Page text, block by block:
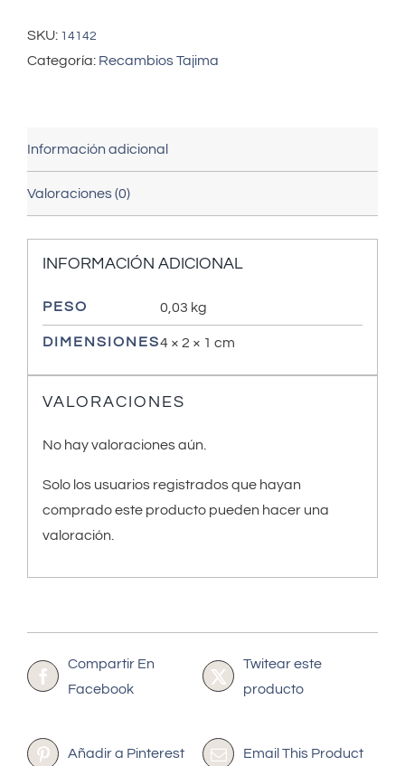
cm
cantidad
SKU: 14142
Categoría: Recambios Tajima
Información adicional
Valoraciones (0)
INFORMACIÓN ADICIONAL
PESO 0,03 kg
DIMENSIONES4 × 2 × 1 cm
VALORACIONES
No hay valoraciones aún.
Solo los usuarios registrados que hayan
comprado este producto pueden hacer una
valoración.
Compartir En
Facebook
Twitear este
producto
Añadir a Pinterest Email This Product